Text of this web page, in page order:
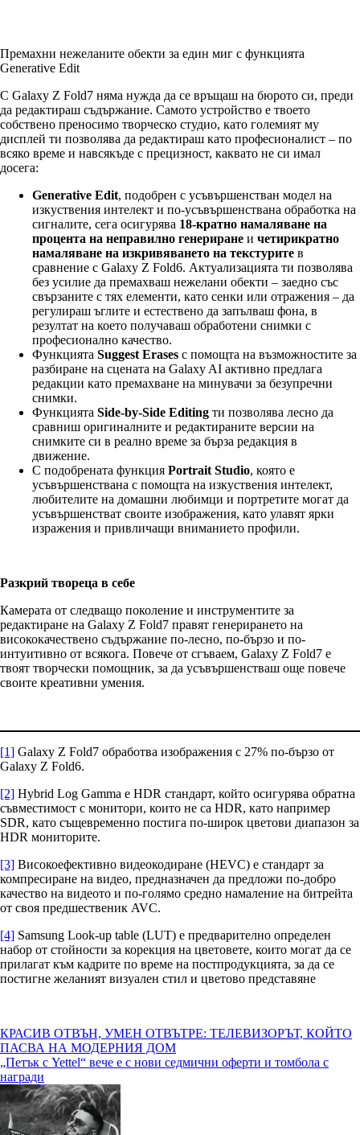
Премахни нежеланите обекти за един миг с функцията
Generative Edit
С Galaxy Z Fold7 няма нужда да се връщаш на бюрото си, преди
да редактираш съдържание. Самото устройство е твоето
собствено преносимо творческо студио, като големият му
дисплей ти позволява да редактираш като професионалист – по
всяко време и навсякъде с прецизност, каквато не си имал
досега:
Generative Edit, подобрен с усъвършенстван модел на
изкуствения интелект и по-усъвършенствана обработка на
сигналите, сега осигурява 18-кратно намаляване на
процента на неправилно генериране и четирикратно
намаляване на изкривяването на текстурите в
сравнение с Galaxy Z Fold6. Актуализацията ти позволява
без усилие да премахваш нежелани обекти – заедно със
свързаните с тях елементи, като сенки или отражения – да
регулираш ъглите и естествено да запълваш фона, в
резултат на което получаваш обработени снимки с
професионално качество.
Функцията Suggest Erases с помощта на възможностите за
разбиране на сцената на Galaxy AI активно предлага
редакции като премахване на минувачи за безупречни
снимки.
Функцията Side-by-Side Editing ти позволява лесно да
сравниш оригиналните и редактираните версии на
снимките си в реално време за бърза редакция в
движение.
С подобрената функция Portrait Studio, която е
усъвършенствана с помощта на изкуствения интелект,
любителите на домашни любимци и портретите могат да
усъвършенстват своите изображения, като улавят ярки
изражения и привличащи вниманието профили.
Разкрий твореца в себе
Камерата от следващо поколение и инструментите за
редактиране на Galaxy Z Fold7 правят генерирането на
висококачествено съдържание по-лесно, по-бързо и по-
интуитивно от всякога. Повече от сгъваем, Galaxy Z Fold7 е
твоят творчески помощник, за да усъвършенстваш още повече
своите креативни умения.
[1] Galaxy Z Fold7 обработва изображения с 27% по-бързо от
Galaxy Z Fold6.
[2] Hybrid Log Gamma e HDR стандарт, който осигурява обратна
съвместимост с монитори, които не са HDR, като например
SDR, като същевременно постига по-широк цветови диапазон за
HDR мониторите.
[3] Високоефективно видеокодиране (HEVC) е стандарт за
компресиране на видео, предназначен да предложи по-добро
качество на видеото и по-голямо средно намаление на битрейта
от своя предшественик AVC.
[4] Samsung Look-up table (LUT) е предварително определен
набор от стойности за корекция на цветовете, които могат да се
прилагат към кадрите по време на постпродукцията, за да се
постигне желаният визуален стил и цветово представяне
Навигация
КРАСИВ ОТВЪН, УМЕН ОТВЪТРЕ: ТЕЛЕВИЗОРЪТ, КОЙТО
ПАСВА НА МОДЕРНИЯ ДОМ
„Петък с Yettel“ вече е с нови седмични оферти и томбола с
награди